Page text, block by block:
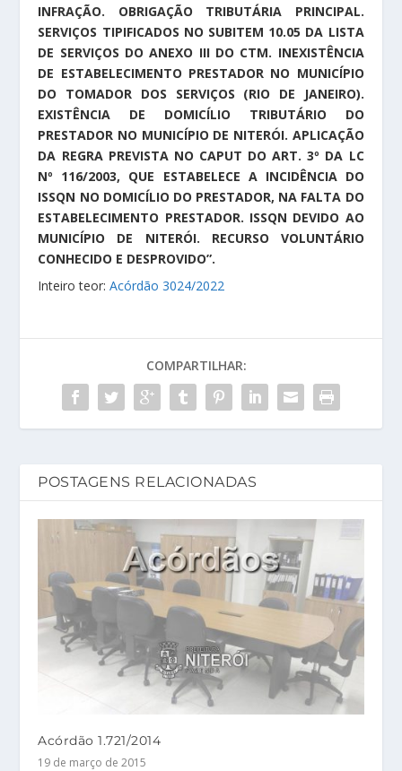
INFRAÇÃO. OBRIGAÇÃO TRIBUTÁRIA PRINCIPAL.
SERVIÇOS TIPIFICADOS NO SUBITEM 10.05 DA LISTA
DE SERVIÇOS DO ANEXO III DO CTM. INEXISTÊNCIA
DE ESTABELECIMENTO PRESTADOR NO MUNICÍPIO
DO TOMADOR DOS SERVIÇOS (RIO DE JANEIRO).
EXISTÊNCIA DE DOMICÍLIO TRIBUTÁRIO DO
PRESTADOR NO MUNICÍPIO DE NITERÓI. APLICAÇÃO
DA REGRA PREVISTA NO CAPUT DO ART. 3º DA LC
Nº 116/2003, QUE ESTABELECE A INCIDÊNCIA DO
ISSQN NO DOMICÍLIO DO PRESTADOR, NA FALTA DO
ESTABELECIMENTO PRESTADOR. ISSQN DEVIDO AO
MUNICÍPIO DE NITERÓI. RECURSO VOLUNTÁRIO
CONHECIDO E DESPROVIDO”.
Inteiro teor:Acórdão 3024/2022
COMPARTILHAR:
POSTAGENS RELACIONADAS
Acórdão 1.721/2014
19 de março de 2015